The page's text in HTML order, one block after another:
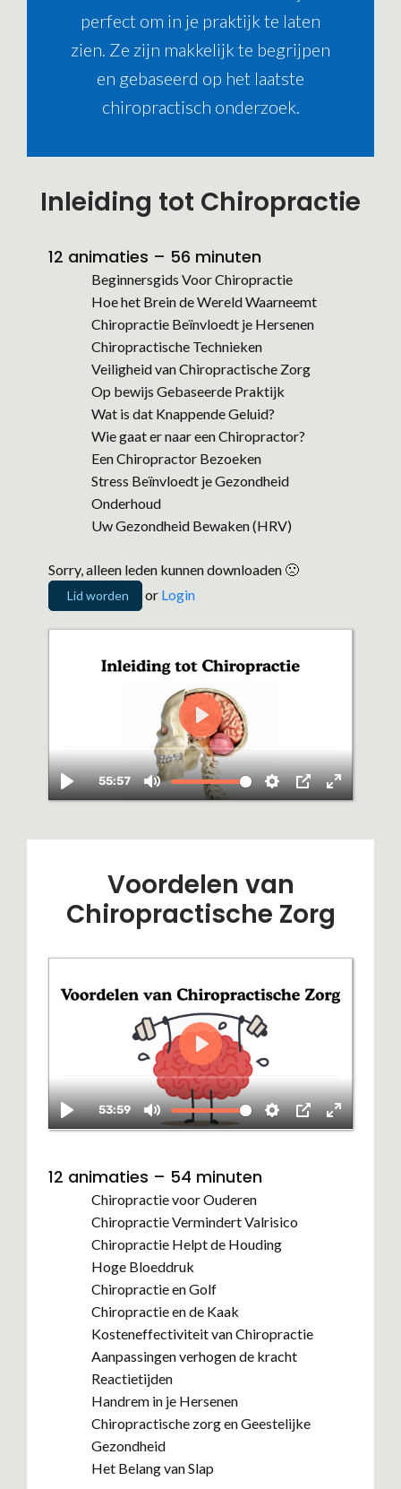
perfect om in je praktijk te laten
zien. Ze zijn makkelijk te begrijpen
en gebaseerd op het laatste
chiropractisch onderzoek.
Inleiding tot Chiropractie
12 animaties – 56 minuten
Beginnersgids Voor Chiropractie
Hoe het Brein de Wereld Waarneemt
Chiropractie Beïnvloedt je Hersenen
Chiropractische Technieken
Veiligheid van Chiropractische Zorg
Op bewijs Gebaseerde Praktijk
Wat is dat Knappende Geluid?
Wie gaat er naar een Chiropractor?
Een Chiropractor Bezoeken
Stress Beïnvloedt je Gezondheid
Onderhoud
Uw Gezondheid Bewaken (HRV)
Sorry, alleen leden kunnen downloaden 🙁
Lid worden or Login
Voordelen van
Chiropractische Zorg
12 animaties – 54 minuten
Chiropractie voor Ouderen
Chiropractie Vermindert Valrisico
Chiropractie Helpt de Houding
Hoge Bloeddruk
Chiropractie en Golf
Chiropractie en de Kaak
Kosteneffectiviteit van Chiropractie
Aanpassingen verhogen de kracht
Reactietijden
Handrem in je Hersenen
Chiropractische zorg en Geestelijke
Gezondheid
Het Belang van Slap